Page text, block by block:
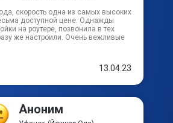
скорость одна из самых высоких
доступной цене. Однажды
на роутере, позвонила в тех
же настроили. Очень вежливые
13.04.23
Аноним